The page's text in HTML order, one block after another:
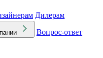
Дилерам
Вопрос-ответ